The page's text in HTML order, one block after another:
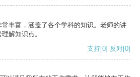
丰富，涵盖了各个学科的知识。老师的讲
解知识点。
支持[0] 反对[0]